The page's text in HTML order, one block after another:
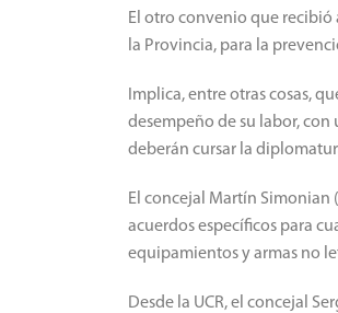
El otro convenio que
la Provincia, para la
Implica, entre otras cosas,
desempeño de su labor,
deberán cursar la
El concejal Martín Simonian
acuerdos específicos para
equipamientos y armas no
Desde la UCR, el concejal